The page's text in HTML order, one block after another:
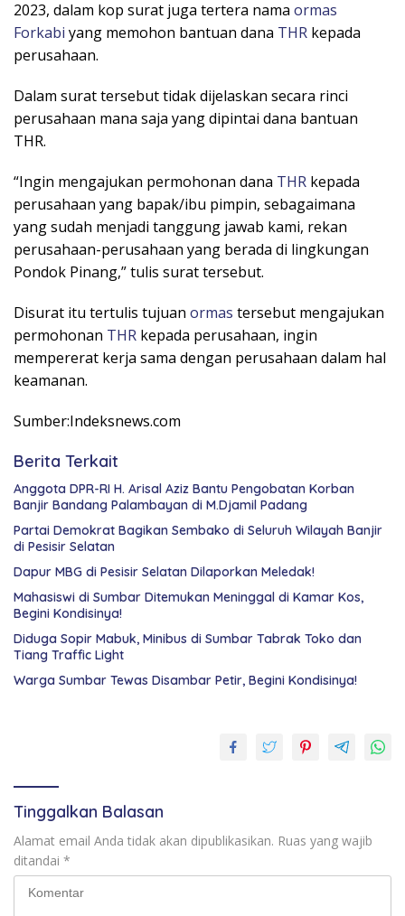
2023, dalam kop surat juga tertera nama ormas
Forkabi yang memohon bantuan dana THR kepada
perusahaan.
Dalam surat tersebut tidak dijelaskan secara rinci
perusahaan mana saja yang dipintai dana bantuan
THR.
“Ingin mengajukan permohonan dana THR kepada
perusahaan yang bapak/ibu pimpin, sebagaimana
yang sudah menjadi tanggung jawab kami, rekan
perusahaan-perusahaan yang berada di lingkungan
Pondok Pinang,” tulis surat tersebut.
Disurat itu tertulis tujuan ormas tersebut mengajukan
permohonan THR kepada perusahaan, ingin
mempererat kerja sama dengan perusahaan dalam hal
keamanan.
Sumber:Indeksnews.com
Berita Terkait
Anggota DPR-RI H. Arisal Aziz Bantu Pengobatan Korban
Banjir Bandang Palambayan di M.Djamil Padang
Partai Demokrat Bagikan Sembako di Seluruh Wilayah Banjir
di Pesisir Selatan
Dapur MBG di Pesisir Selatan Dilaporkan Meledak!
Mahasiswi di Sumbar Ditemukan Meninggal di Kamar Kos,
Begini Kondisinya!
Diduga Sopir Mabuk, Minibus di Sumbar Tabrak Toko dan
Tiang Traffic Light
Warga Sumbar Tewas Disambar Petir, Begini Kondisinya!
forkabi
jakarta
ormas
mintak
Tinggalkan Balasan
Alamat email Anda tidak akan dipublikasikan. Ruas yang wajib
ditandai *